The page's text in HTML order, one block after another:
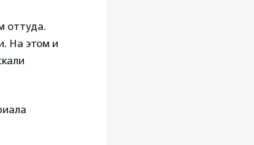
оттуда.
На этом и